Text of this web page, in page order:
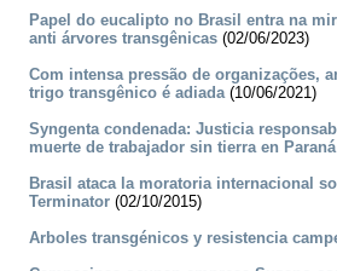
Papel do eucalipto no Brasil entra na
anti árvores transgênicas (02/06/2023)
Com intensa pressão de organizações,
trigo transgênico é adiada(10/06/2021)
Syngenta condenada: Justicia
muerte de trabajador sin tierra en Paraná
Brasil ataca la moratoria internacional
Terminator (02/10/2015)
Arboles transgénicos y resistencia